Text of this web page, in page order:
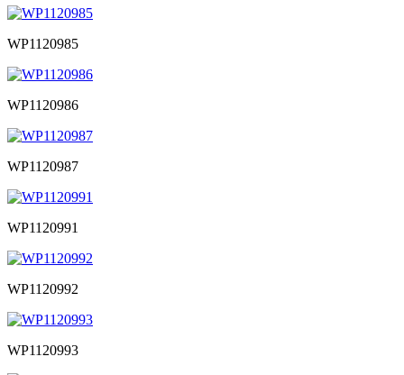
WP1120985
WP1120986
WP1120987
WP1120991
WP1120992
WP1120993